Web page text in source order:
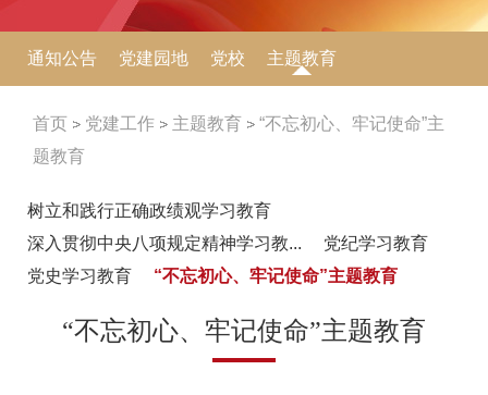
通知公告 党建园地 党校 主题教育
首页 党建工作 主题教育
“不忘初心、牢记使命”主
题教育
树立和践行正确政绩观学习教育
深入贯彻中央八项规定精神学习教...
党纪学习教育
党史学习教育
“不忘初心、牢记使命”主题教育
“不忘初心、牢记使命”主题教育